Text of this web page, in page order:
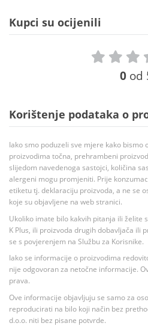
Kupci su ocijenili
0 od
Korištenje podataka o
Iako smo poduzeli sve mjere kako
proizvodima točna, prehrambeni
slijedom navedenoga sastojci, količina
alergeni mogu promjeniti. Prije
etiketu tj. deklaraciju proizvoda, a ne se
koje su objavljene na web stranici.
Ukoliko imate bilo kakvih pitanja ili želite
K Plus, ili proizvoda drugih dobavljača ili
se s povjerenjem na Službu za Korisnike.
Iako se informacije o proizvodima
nije odgovoran za netočne informacije.
prava.
Ove informacije objavljuju se samo za
reproducirati na bilo koji način bez
d.o.o. niti bez pisane potvrde.